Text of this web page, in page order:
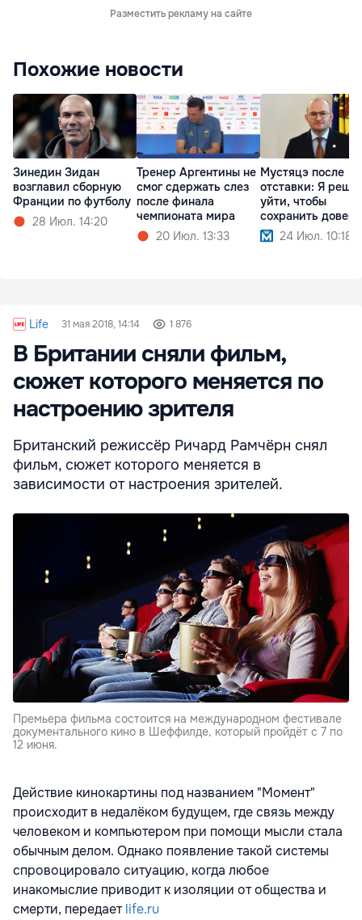
Разместить рекламу на сайте
Похожие новости
Зинедин Зидан
возглавил сборную
Франции по футболу
28 Июл. 14:20
Тренер Аргентины не
смог сдержать слез
после финала
чемпионата мира
20 Июл. 13:33
Мустяцэ после
отставки: Я
уйти, чтобы
сохранить
24 Июл. 10:18
Life 31 мая 2018, 14:14 1 876
В Британии сняли фильм,
сюжет которого меняется по
настроению зрителя
Британский режиссёр Ричард Рамчёрн снял
фильм, сюжет которого меняется в
зависимости от настроения зрителей.
Премьера фильма состоится на международном фестивале
документального кино в Шеффилде, который пройдёт с 7 по
12 июня.
Действие кинокартины под названием "Момент"
происходит в недалёком будущем, где связь между
человеком и компьютером при помощи мысли стала
обычным делом. Однако появление такой системы
спровоцировало ситуацию, когда любое
инакомыслие приводит к изоляции от общества и
смерти, передаетlife.ru